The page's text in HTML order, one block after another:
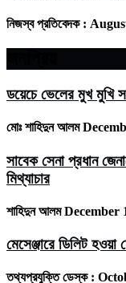
নিজস্ব প্রতিবেদক :
ডয়েচে ভেলের মুখ মুখি
মোঃ শাহিদুন আলম
সাবেক সেনা প্রধান
মিথ্যাচার
শাহিদুন আলমDecember
মেসেঞ্জারে ডিলিট
তথ্যপ্রযুক্তি ডেস্ক :